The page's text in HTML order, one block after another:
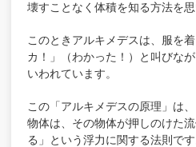
壊すことなく体積を知る方法を思
このときアルキメデスは、服を
カ！」（わかった！）と叫びな
いわれています。
この「アルキメデスの原理」は
物体は、その物体が押しのけた
る」という浮力に関する法則で